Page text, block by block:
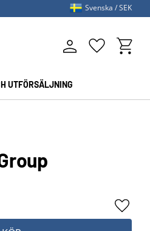
UTFÖRSÄLJNING
Favoriter
Svenska SEK
Lägg